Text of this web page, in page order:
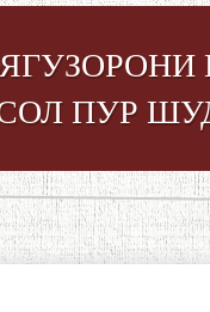
ПУР